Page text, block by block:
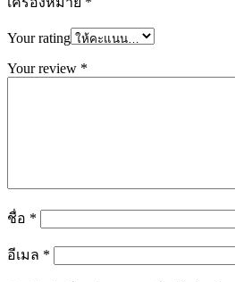
Your rating
Your review *
ชื่อ *
อีเมล *